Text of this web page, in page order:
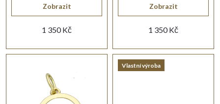
o
u
u
t
1 350 Kč
Zobrazit
1 350 Kč
Zobrazit
Vlastní výroba